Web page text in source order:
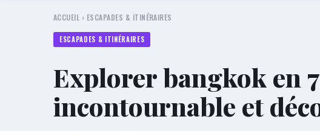
ACCUEIL › ESCAPADES & ITINÉRAIRES
ESCAPADES & ITINÉRAIRES
Explorer bangkok en
incontournable et